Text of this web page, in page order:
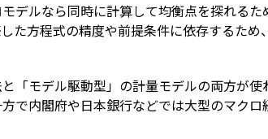
デルなら同時に計算して均衡点を探れる
た方程式の精度や前提条件に依存するた
「モデル駆動型」の計量モデルの両方が使
で内閣府や日本銀行などでは大型のマク